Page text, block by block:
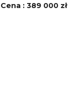
Cena : 389 000 zł